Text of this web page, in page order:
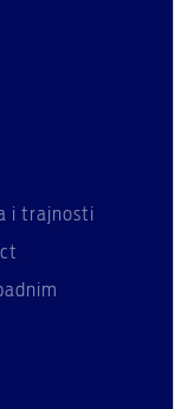
i trajnosti